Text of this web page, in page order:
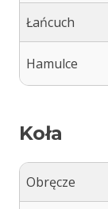
Łańcuch
Hamulce
Koła
Obręcze